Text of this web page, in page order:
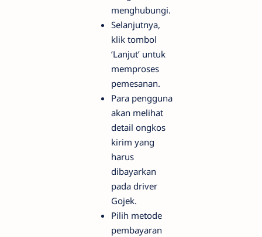
menghubungi.
Selanjutnya,
klik tombol
‘Lanjut’ untuk
memproses
pemesanan.
Para pengguna
akan melihat
detail ongkos
kirim yang
harus
dibayarkan
pada driver
Gojek.
Pilih metode
pembayaran